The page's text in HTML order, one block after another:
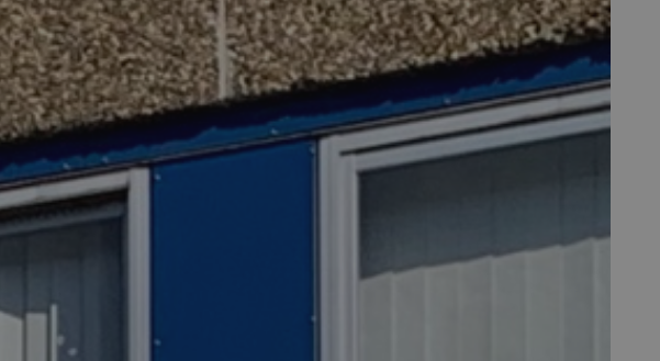
We denken graag met u mee.
Telefoon
076 - 59 75 200info@maasjacobs.nl